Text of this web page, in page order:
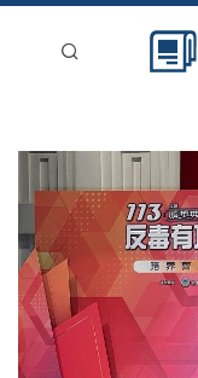
新聞稿分類
登入
刊登